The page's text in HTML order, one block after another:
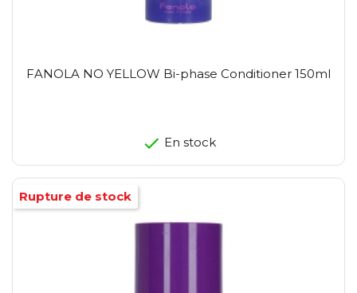
FANOLA NO YELLOW Bi-phase Conditioner 150ml
En stock
Rupture de stock